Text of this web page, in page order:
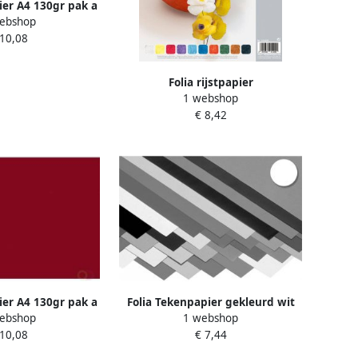
A4 130gr pak a
donkerlila
Folia rijstpapier
1 webshop
€ 8,42
A4 130gr pak a
Folia Tekenpapier gekleurd wit
1 webshop
€ 7,44